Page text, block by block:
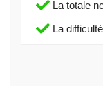
La totale
La difficulté